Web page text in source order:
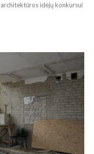
idėjų konkursui